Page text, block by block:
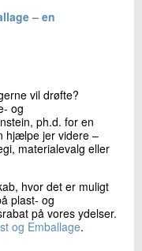
– en
vil drøfte?
og
ph.d. for en
hjælpe jer videre –
materialevalg eller
hvor det er muligt
plast- og
på vores ydelser.
og Emballage.